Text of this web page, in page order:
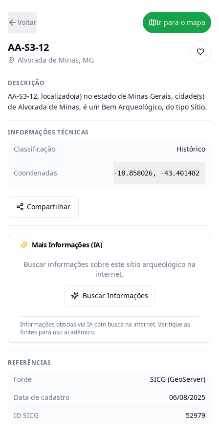
Voltar Ir para o mapa
AA-S3-12
Alvorada de Minas, MG
DESCRIÇÃO
AA-S3-12, localizado(a) no estado de Minas Gerais, cidade(s)
de Alvorada de Minas, é um Bem Arqueológico, do tipo Sítio.
INFORMAÇÕES TÉCNICAS
Classificação Histórico
Coordenadas -18.858026, -43.401482
Compartilhar
Mais Informações (IA)
Buscar informações sobre este sítio arqueológico na
internet.
Buscar Informações
Informações obtidas via IA com busca na internet. Verifique as
fontes para uso acadêmico.
REFERÊNCIAS
Fonte
SICG (GeoServer)
Data de cadastro
06/08/2025
ID SICG
52979